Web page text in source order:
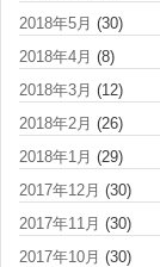
2018年5月 (30)
2018年4月 (8)
2018年3月 (12)
2018年2月 (26)
2018年1月 (29)
2017年12月 (30)
2017年11月 (30)
2017年10月 (30)